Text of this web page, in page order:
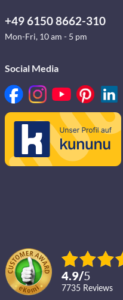
+49 6150 8662-310
Mon-Fri, 10 am - 5 pm
Social Media
4.9/5
7735 reviews